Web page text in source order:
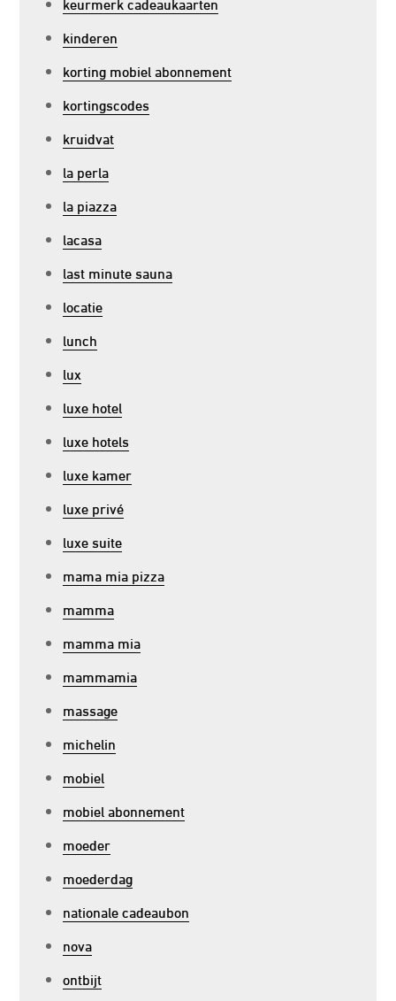
kinderen
korting mobiel abonnement
kortingscodes
kruidvat
la perla
la piazza
lacasa
last minute sauna
locatie
lunch
lux
luxe hotel
luxe hotels
luxe kamer
luxe privé
luxe suite
mama mia pizza
mamma
mamma mia
mammamia
massage
michelin
mobiel
mobiel abonnement
moeder
moederdag
nationale cadeaubon
nova
ontbijt